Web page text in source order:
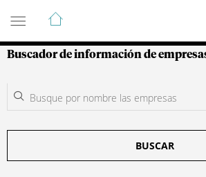
Guía de Empresas
Buscador de información de
BUSCAR